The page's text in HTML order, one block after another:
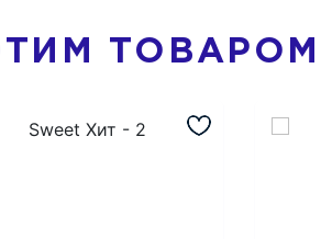
ТОВАРОМ